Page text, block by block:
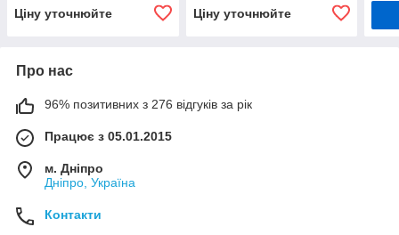
Ціну уточнюйте Ціну уточнюйте
Про нас
96% позитивних з 276 відгуків за рік
Працює з 05.01.2015
м. Дніпро
Дніпро, Україна
Контакти